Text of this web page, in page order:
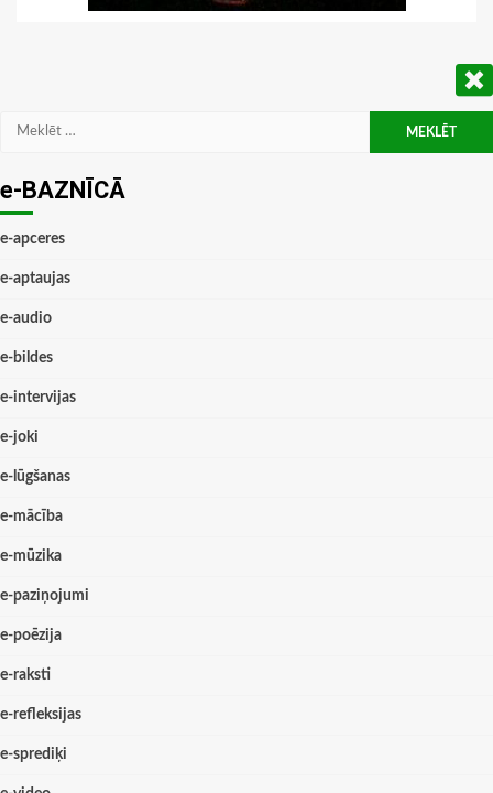
Meklēt:
e-BAZNĪCĀ
e-apceres
e-aptaujas
e-audio
e-bildes
e-intervijas
e-joki
e-lūgšanas
e-mācība
e-mūzika
e-paziņojumi
e-poēzija
e-raksti
e-refleksijas
e-sprediķi